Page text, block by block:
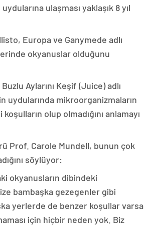
ulaşması yaklaşık 8 yıl
Europa ve Ganymede adlı
okyanuslar olduğunu
Aylarını Keşif (Juice) adlı
uydularında mikroorganizmaların
olup olmadığını anlamayı
Prof. Carole Mundell, bunun çok
söylüyor:
okyanusların dibindeki
bambaşka gezegenler gibi
yerlerde de benzer koşullar varsa
için hiçbir neden yok. Biz